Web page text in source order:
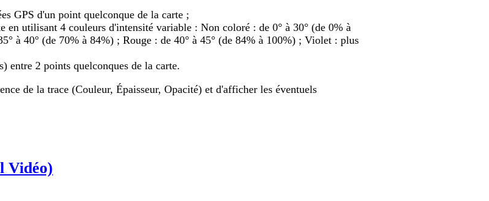
GPS d'un point quelconque de la carte ;
utilisant 4 couleurs d'intensité variable : Non coloré : de 0° à 30° (de 0% à
à 40° (de 70% à 84%) ; Rouge : de 40° à 45° (de 84% à 100%) ; Violet : plus
entre 2 points quelconques de la carte.
de la trace (Couleur, Épaisseur, Opacité) et d'afficher les éventuels
Vidéo)